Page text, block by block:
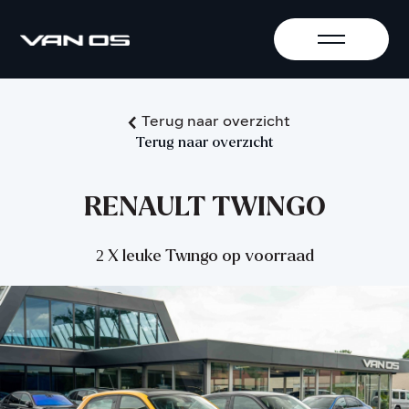
Terug naar overzicht
Terug naar overzicht
RENAULT TWINGO
2 X leuke Twingo op voorraad